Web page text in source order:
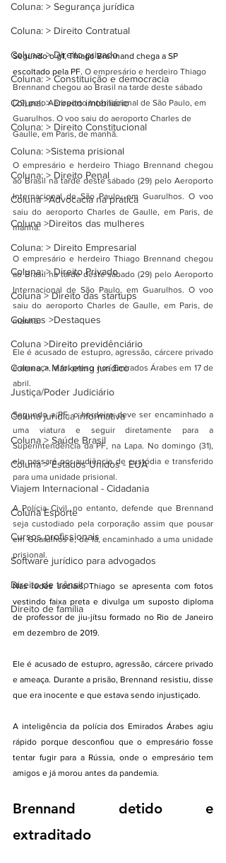
Coluna: > Segurança jurídica
Coluna: > Direito Contratual
Coluna: > Direito privado
Coluna: > Constituição e democracia
Coluna: > Direito imobiliário
Coluna: > Direito Constitucional
Coluna: >Sistema prisional
Coluna: > Direito Penal
Coluna >Advocacia na prática
Coluna >Direitos das mulheres
Coluna: > Direito Empresarial
Coluna: > Direito Privado
Coluna > Direito das startups
Colunas >Destaques
Coluna >Direito previdênciário
Coluna > Marketing jurídico
Justiça/Poder Judiciário
Coluna jurídica informativa
Coluna > Saúde Brasil
Coluna > Estados Unidos - EUA
Viajem Internacional - Cidadania
Coluna Esporte
Cursos profissionais
Software jurídico para advogados
Direito de trânsito
Direito de família
Segundo o g1, Thiago Brennand chega a SP
escoltado pela PF. O empresário e herdeiro Thiago
Brennand chegou ao Brasil na tarde deste sábado
(29) pelo Aeroporto Internacional de São Paulo , em
Guarulhos. O voo saiu do aeroporto Charles de
Gaulle, em Paris, de manhã.
O empresário e herdeiro Thiago Brennand chegou
ao Brasil na tarde deste sábado (29) pelo Aeroporto
Internacional de São Paulo, em Guarulhos. O voo
saiu do aeroporto Charles de Gaulle, em Paris, de
manhã.
O empresário e herdeiro Thiago Brennand chegou
ao Brasil na tarde deste sábado (29) pelo Aeroporto
Internacional de São Paulo , em Guarulhos. O voo
saiu do aeroporto Charles de Gaulle, em Paris, de
manhã.
Ele é acusado de estupro, agressão, cárcere privado
e ameaça, e foi preso nos Emirados Árabes em 17 de
abril.
Segundo a PF, o herdeiro deve ser encaminhado a
uma viatura e seguir diretamente para a
Superintendência da PF, na Lapa. No domingo (31),
ele passará por audiência de custódia e transferido
para uma unidade prisional.
A Polícia Civil, no entanto, defende que Brennand
seja custodiado pela corporação assim que pousar
em Guarulhos e, de lá, encaminhado a uma unidade
prisional.
Nas redes sociais, Thiago se apresenta com fotos
vestindo faixa preta e divulga um suposto diploma
de professor de jiu-jítsu formado no Rio de Janeiro
em dezembro de 2019.
Ele é acusado de estupro, agressão, cárcere privado
e ameaça. Durante a prisão, Brennand resistiu, disse
que era inocente e que estava sendo injustiçado.
A inteligência da polícia dos Emirados Árabes agiu
rápido porque desconfiou que o empresário fosse
tentar fugir para a Rússia, onde o empresário tem
amigos e já morou antes da pandemia.
Brennand detido e
extraditado